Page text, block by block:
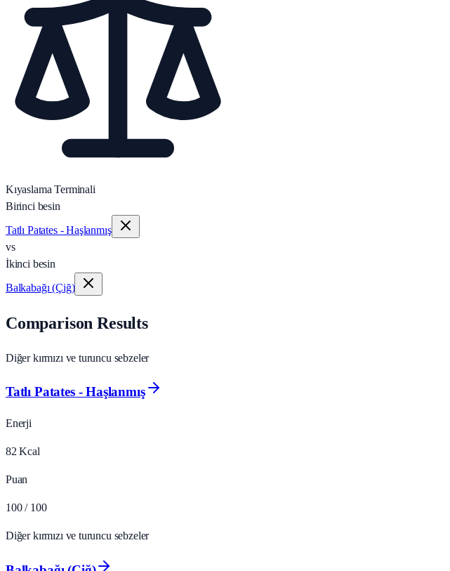
Kıyaslama Terminali
Birinci besin
Tatlı Patates - Haşlanmış
vs
İkinci besin
Balkabağı (Çiğ)
Comparison Results
Diğer kırmızı ve turuncu sebzeler
Tatlı Patates - Haşlanmış
Enerji
82 Kcal
Puan
100 / 100
Diğer kırmızı ve turuncu sebzeler